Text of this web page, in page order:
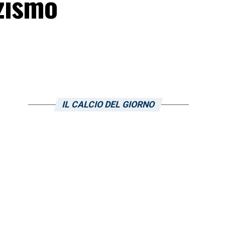
IL CALCIO DEL GIORNO